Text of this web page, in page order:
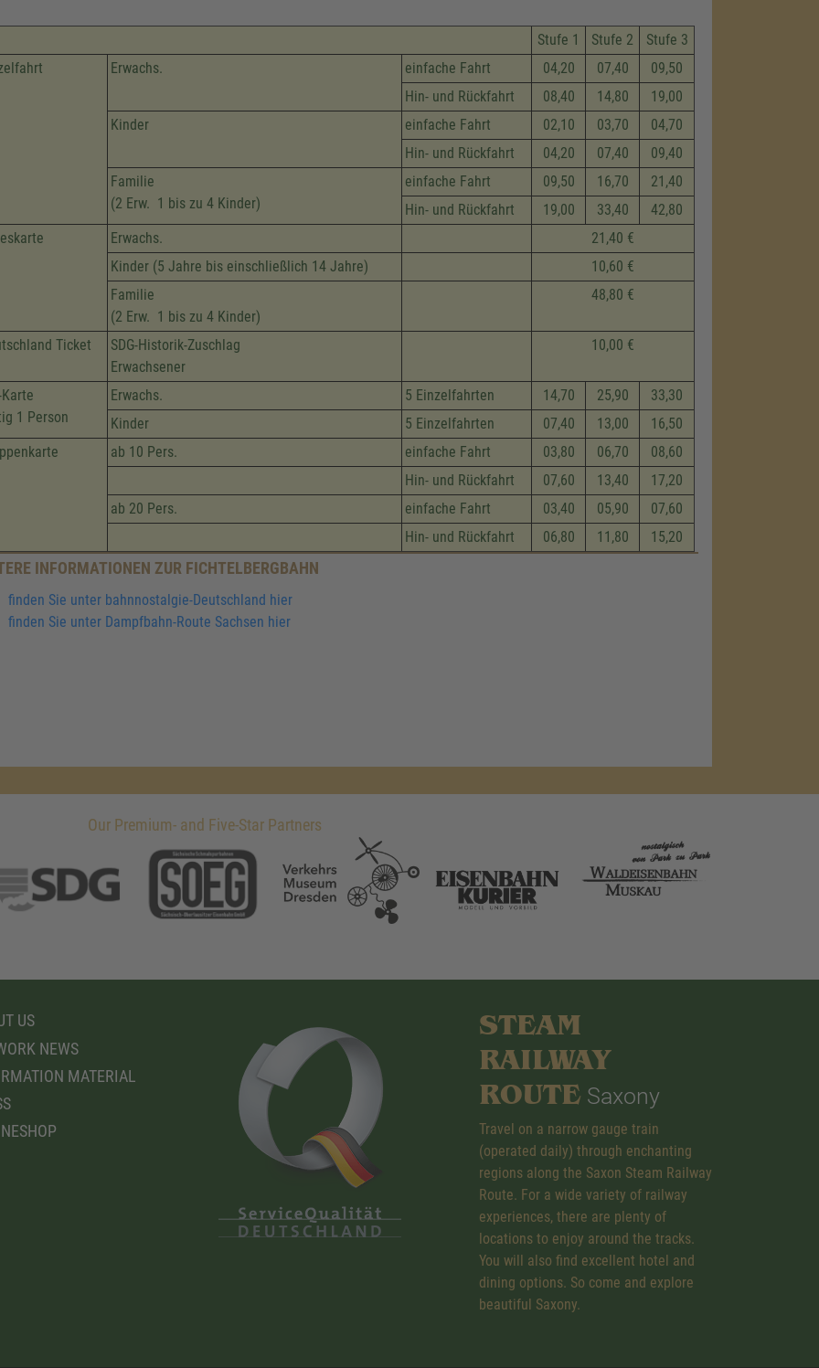
Stufe 1 Stufe 2
Stufe 3
Erwachs. einfache Fahrt 04,20 07,40
09,50
Hin- und Rückfahrt
08,40 14,80
19,00
Kinder
einfache Fahrt 02,10 03,70
04,70
Hin- und Rückfahrt
04,20 07,40
09,40
Familie
(2 Erw. 1 bis zu 4 Kinder)
einfache Fahrt 09,50 16,70
21,40
Hin- und Rückfahrt
19,00 33,40
42,80
Erwachs.
21,40 €
Kinder (5 Jahre bis einschließlich 14 Jahre)
10,60 €
Familie
(2 Erw. 1 bis zu 4 Kinder)
48,80 €
Ticket
SDG-Historik-Zuschlag
Erwachsener
10,00 €
1 Person
Erwachs. 5 Einzelfahrten 14,70 25,90
33,30
Kinder
5 Einzelfahrten 07,40 13,00
16,50
ab 10 Pers. einfache Fahrt 03,80 06,70
08,60
Hin- und Rückfahrt
07,60 13,40
17,20
ab 20 Pers.
einfache Fahrt 03,40 05,90
07,60
Hin- und Rückfahrt
06,80 11,80 15,20
INFORMATIONEN ZUR FICHTELBERGBAHN
finden Sie unter bahnnostalgie-Deutschland hier
finden Sie unter Dampfbahn-Route Sachsen hier
Our Premium- and Five-Star Partners
US
NEWS
MATERIAL
STEAM
RAILWAY
ROUTE Saxony
Travel on a narrow gauge train
(operated daily) through enchanting
regions along the Saxon Steam Railway
Route. For a wide variety of railway
experiences, there are plenty of
locations to enjoy around the tracks.
You will also find excellent hotel and
dining options. So come and explore
beautiful Saxony.